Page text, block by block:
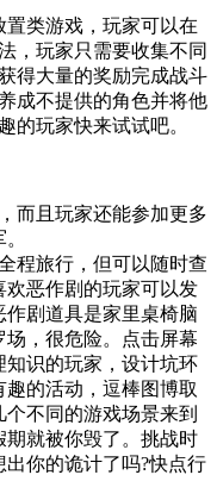
置类游戏，玩家可以在
，玩家只需要收集不同
得大量的奖励完成战斗
成不提供的角色并将他
的玩家快来试试吧。
而且玩家还能参加更多
程旅行，但可以随时查
恶作剧的玩家可以发
剧道具是家里桌椅脑
，很危险。点击屏幕
识的玩家，设计坑环
的活动，逗棒图博取
不同的游戏场景来到
就被你毁了。挑战时
你的诡计了吗?快点行